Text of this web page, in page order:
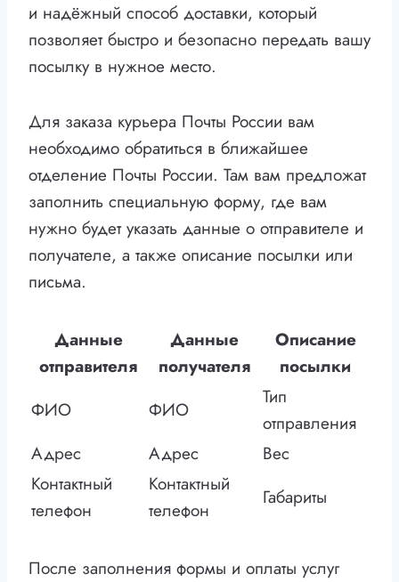
и надёжный способ доставки, который
позволяет быстро и безопасно передать вашу
посылку в нужное место.
Для заказа курьера Почты России вам
необходимо обратиться в ближайшее
отделение Почты России. Там вам предложат
заполнить специальную форму, где вам
нужно будет указать данные о отправителе и
получателе, а также описание посылки или
письма.
Данные
отправителя
Данные
получателя
Описание
посылки
ФИО
ФИО
Тип
отправления
Адрес
Адрес
Вес
Контактный
телефон
Контактный
телефон
Габариты
После заполнения формы и оплаты услуг